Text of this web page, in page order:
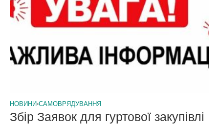
НОВИНИ•САМОВРЯДУВАННЯ
Збір Заявок для гуртової закупівлі